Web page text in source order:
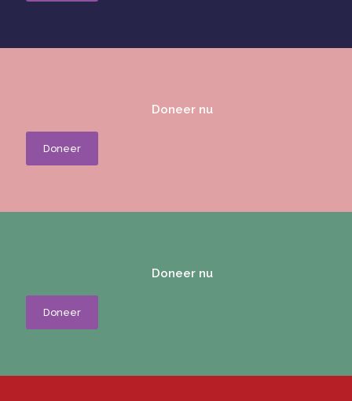
Doneer nu
Doneer
Doneer nu
Doneer